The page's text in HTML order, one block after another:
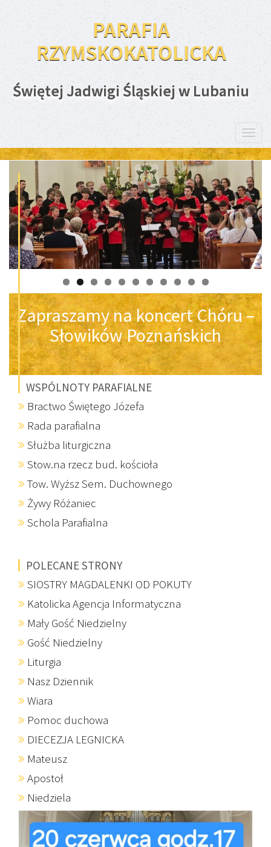
PARAFIA
RZYMSKOKATOLICKA
Świętej Jadwigi Śląskiej w Lubaniu
Zapraszamy na koncert Chóru –
Słowików Poznańskich
WSPÓLNOTY PARAFIALNE
Bractwo Świętego Józefa
Rada parafialna
Służba liturgiczna
Stow.na rzecz bud. kościoła
Tow. Wyższ Sem. Duchownego
Żywy Różaniec
Schola Parafialna
POLECANE STRONY
SIOSTRY MAGDALENKI OD POKUTY
Katolicka Agencja Informatyczna
Mały Gość Niedzielny
Gość Niedzielny
Liturgia
Nasz Dziennik
Wiara
Pomoc duchowa
DIECEZJA LEGNICKA
Mateusz
Apostoł
Niedziela